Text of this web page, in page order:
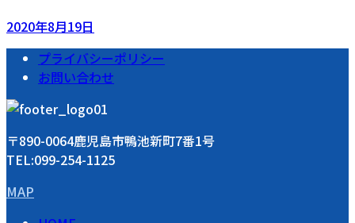
2020年8月19日
プライバシーポリシー
お問い合わせ
〒890-0064鹿児島市鴨池新町7番1号
TEL:099-254-1125
MAP